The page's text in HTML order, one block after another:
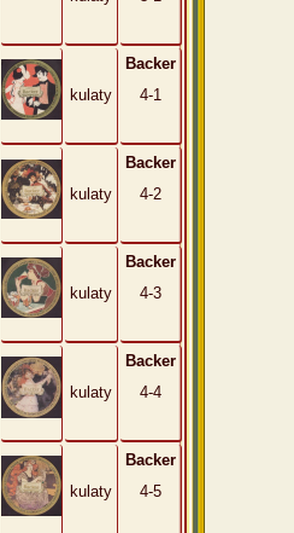
kulaty
Backer
4-1
kulaty
Backer
4-2
kulaty
Backer
4-3
kulaty
Backer
4-4
kulaty
Backer
4-5